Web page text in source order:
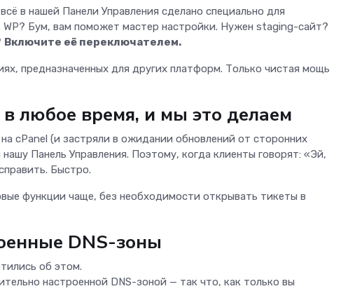
в нашей Панели Управления сделано специально для
WP? Бум, вам поможет мастер настройки. Нужен staging-сайт?
Включите её переключателем.
предназначенных для других платформ. Только чистая мощь
любое время, и мы это делаем
cPanel (и застряли в ожидании обновлений от сторонних
Панель Управления. Поэтому, когда клиенты говорят: «Эй,
Быстро.
функции чаще, без необходимости открывать тикеты в
DNS-зоны
об этом.
настроенной DNS-зоной — так что, как только вы